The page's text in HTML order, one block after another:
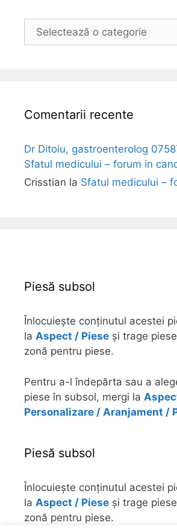
Comentarii recente
Dr Ditoiu, gastroenterolog
Sfatul medicului – forum in
Crisstian la Sfatul medicului –
Piesă subsol
Înlocuiește conținutul acestei
la Aspect / Piese și trage
zonă pentru piese.
Pentru a-l îndepărta sau a
piese în subsol, mergi la
Personalizare / Aranjament /
Piesă subsol
Înlocuiește conținutul acestei
la Aspect / Piese și trage
zonă pentru piese.